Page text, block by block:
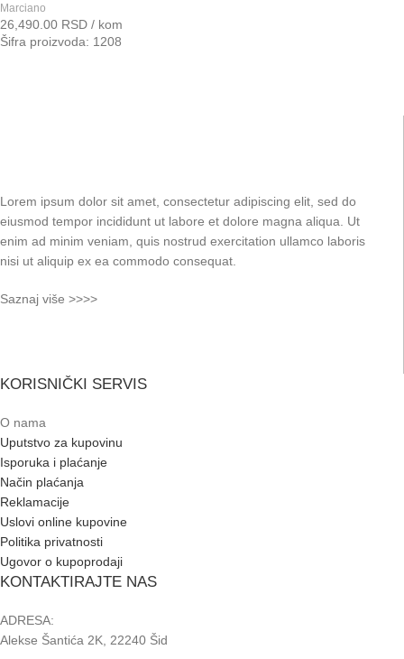
Marciano
26,490.00 RSD / kom
Šifra proizvoda: 1208
Lorem ipsum dolor sit amet, consectetur adipiscing elit, sed do
eiusmod tempor incididunt ut labore et dolore magna aliqua. Ut
enim ad minim veniam, quis nostrud exercitation ullamco laboris
nisi ut aliquip ex ea commodo consequat.
Saznaj više >>>>
KORISNIČKI SERVIS
O nama
Uputstvo za kupovinu
Isporuka i plaćanje
Način plaćanja
Reklamacije
Uslovi online kupovine
Politika privatnosti
Ugovor o kupoprodaji
KONTAKTIRAJTE NAS
ADRESA:
Alekse Šantića 2K, 22240 Šid